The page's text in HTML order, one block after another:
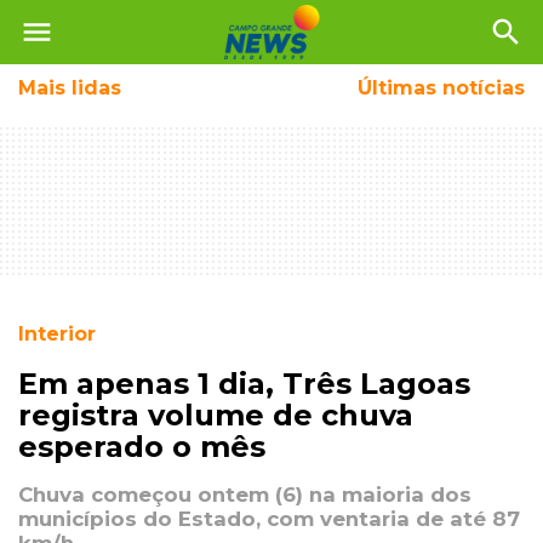
menu search
Mais lidas Últimas notícias
Interior
Em apenas 1 dia, Três Lagoas
registra volume de chuva
esperado o mês
Chuva começou ontem (6) na maioria dos
municípios do Estado, com ventaria de até 87